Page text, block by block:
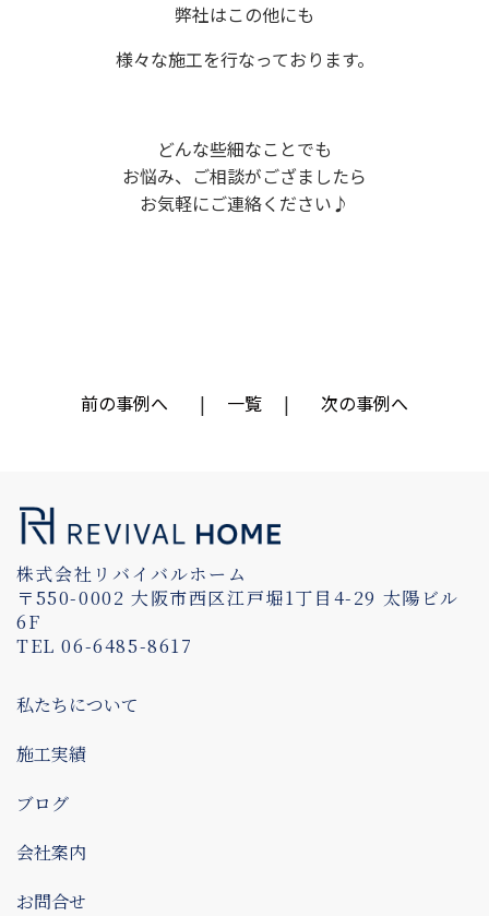
弊社はこの他にも
様々な施工を行なっております。
どんな些細なことでも
お悩み、ご相談がござましたら
お気軽にご連絡ください♪
前の事例へ 一覧 次の事例へ
株式会社リバイバルホーム
〒550-0002 大阪市西区江戸堀1丁目4-29 太陽ビル
6F
TEL 06-6485-8617
私たちについて
施工実績
ブログ
会社案内
お問合せ